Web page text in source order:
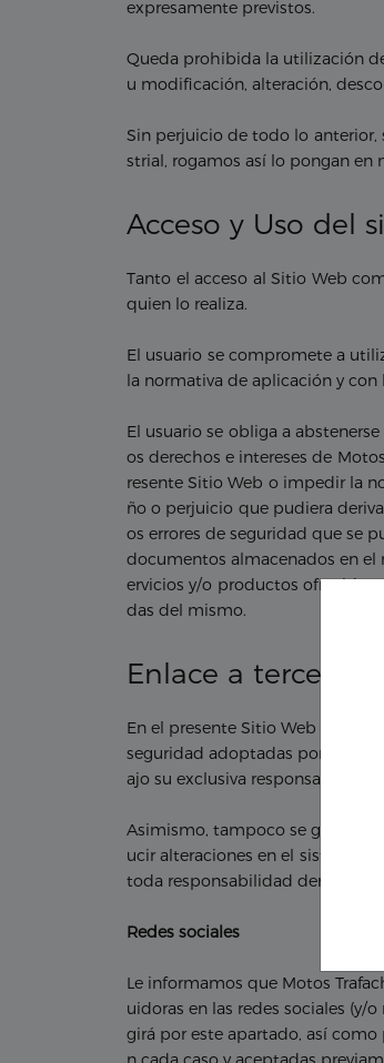
expresamente previstos.
Queda prohibida la utilización
u modificación, alteración,
Sin perjuicio de todo lo
strial, rogamos así lo pongan en
Acceso y Uso del
Tanto el acceso al Sitio Web
quien lo realiza.
El usuario se compromete a
la normativa de aplicación y
El usuario se obliga a
os derechos e intereses de
resente Sitio Web o impedir la
ño o perjuicio que pudiera
os errores de seguridad que se
documentos almacenados en el
ervicios y/o productos ofrecidos
das del mismo.
Enlace a terceros
En el presente Sitio Web se
seguridad adoptadas por
ajo su exclusiva responsabilidad.
Asimismo, tampoco se
ucir alteraciones en el sistema
toda responsabilidad derivada
Redes sociales
Le informamos que Motos
uidoras en las redes sociales (y/
girá por este apartado, así